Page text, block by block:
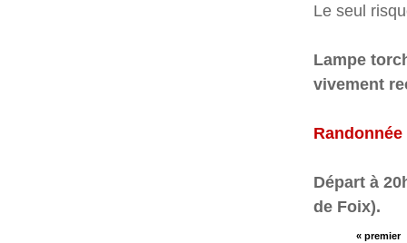
Le seul
Lampe
vivement
Départ à
de Foix).
« premier